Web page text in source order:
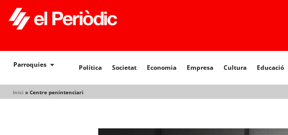
Parroquies Política Societat Economia Empresa Cultura Educació
Inici » Centre penintenciari
Política Societat